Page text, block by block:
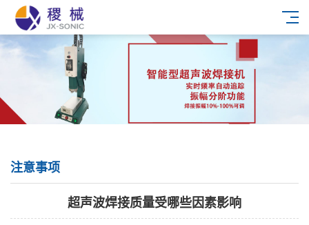
注意事项
超声波焊接质量受哪些因素影响